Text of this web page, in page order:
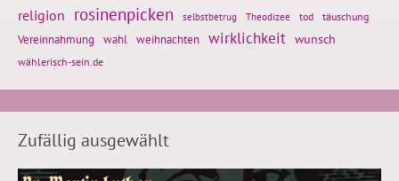
religion rosinenpicken selbstbetrug Theodizee tod täuschung
Vereinnahmung wahl weihnachten wirklichkeit wunsch
wählerisch-sein.de
Zufällig ausgewählt